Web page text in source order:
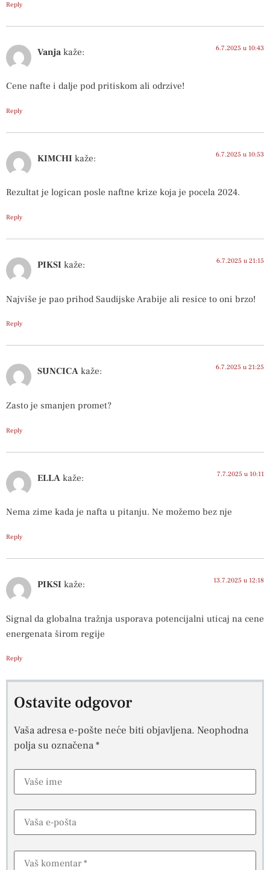
Reply
Vanja kaže: 6.7.2025 u 10:43
Cene nafte i dalje pod pritiskom ali odrzive!
Reply
KIMCHI kaže: 6.7.2025 u 10:53
Rezultat je logican posle naftne krize koja je pocela 2024.
Reply
PIKSI kaže: 6.7.2025 u 21:15
Najviše je pao prihod Saudijske Arabije ali resice to oni brzo!
Reply
SUNCICA kaže: 6.7.2025 u 21:25
Zasto je smanjen promet?
Reply
ELLA kaže: 7.7.2025 u 10:11
Nema zime kada je nafta u pitanju. Ne možemo bez nje
Reply
PIKSI kaže: 13.7.2025 u 12:18
Signal da globalna tražnja usporava potencijalni uticaj na cene
energenata širom regije
Reply
Ostavite odgovor
Vaša adresa e-pošte neće biti objavljena. Neophodna
polja su označena*